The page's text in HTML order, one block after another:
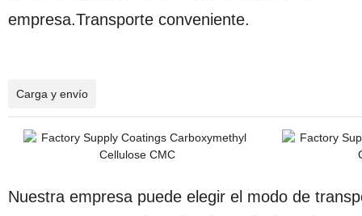
empresa.Transporte conveniente.
Carga y envío
Nuestra empresa puede elegir el modo de